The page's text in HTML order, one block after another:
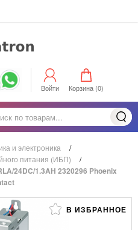
Войти Корзина (0)
и электроника
/
питания (ИБП)
/
24DC/1.3AH 2320296 Phoenix
В ИЗБРАННОЕ